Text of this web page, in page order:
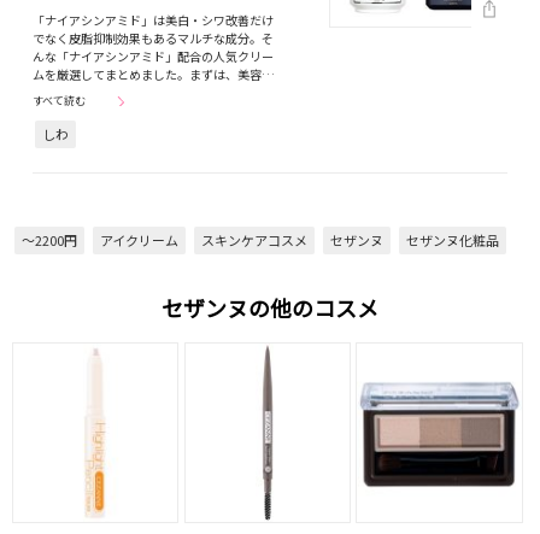
「ナイアシンアミド」は美白・シワ改善だけ
でなく皮脂抑制効果もあるマルチな成分。そ
んな「ナイアシンアミド」配合の人気クリー
ムを厳選してまとめました。まずは、美容…
すべて読む
しわ
～2200円 アイクリーム スキンケアコスメ セザンヌ セザンヌ化粧品
セザンヌの他のコスメ